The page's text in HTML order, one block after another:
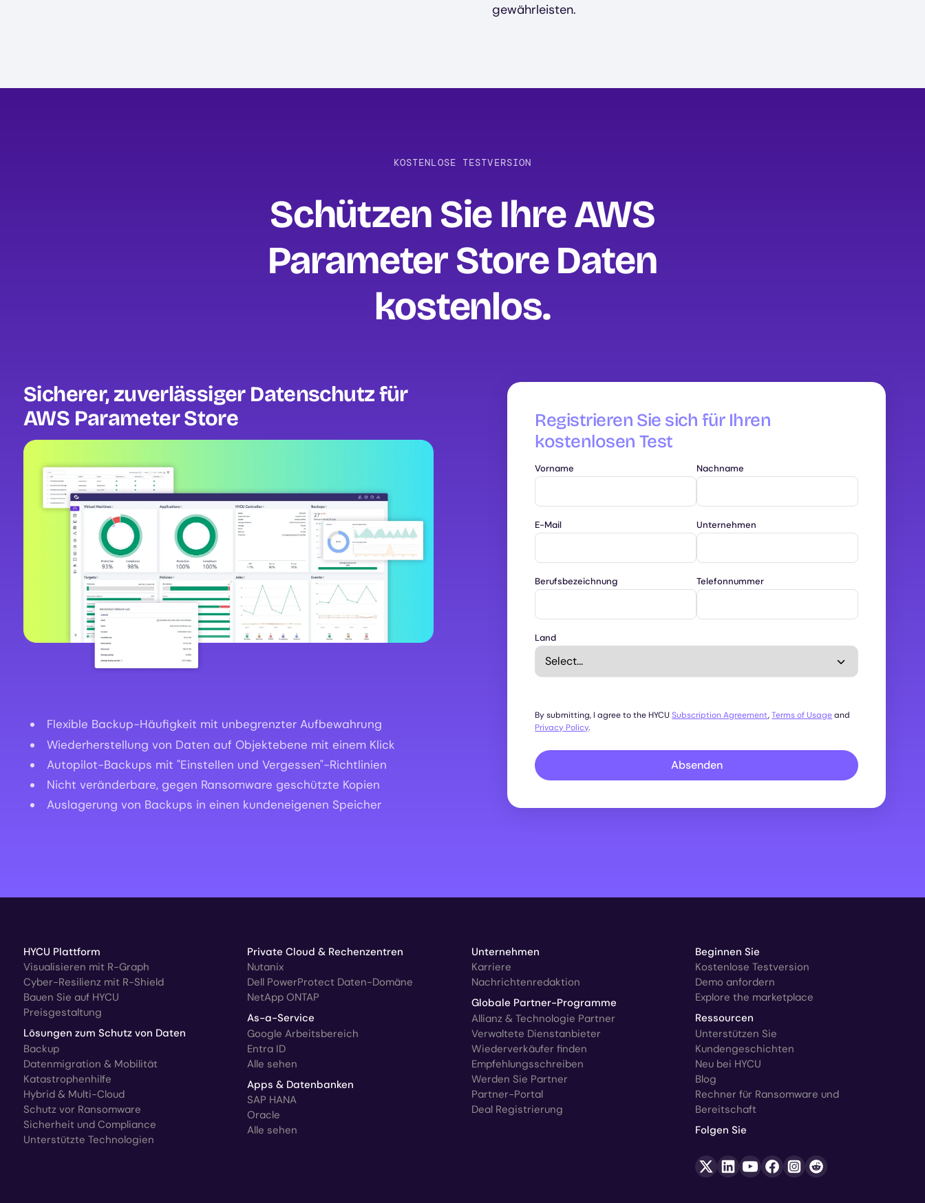
gewährleisten.
KOSTENLOSE TESTVERSION
Schützen Sie Ihre AWS
Parameter Store Daten
kostenlos‍.
Sicherer, zuverlässiger Datenschutz für
AWS Parameter Store
Image
Flexible Backup-Häufigkeit mit unbegrenzter Aufbewahrung
Wiederherstellung von Daten auf Objektebene mit einem Klick
Autopilot-Backups mit "Einstellen und Vergessen"-Richtlinien
Nicht veränderbare, gegen Ransomware geschützte Kopien
Auslagerung von Backups in einen kundeneigenen Speicher
Registrieren Sie sich für Ihren
kostenlosen Test
Vorname Nachname
E-Mail Unternehmen
Berufsbezeichnung Telefonnummer
Land
By submitting, I agree to the HYCUSubscription Agreement,Terms of Usageand
Privacy Policy.
Absenden
HYCU Plattform
Visualisieren mit R-Graph
Cyber-Resilienz mit R-Shield
Bauen Sie auf HYCU
Preisgestaltung
Lösungen zum Schutz von Daten
Backup
Datenmigration & Mobilität
Katastrophenhilfe
Hybrid & Multi-Cloud
Schutz vor Ransomware
Sicherheit und Compliance
Unterstützte Technologien
Private Cloud & Rechenzentren
Nutanix
Dell PowerProtect Daten-Domäne
NetApp ONTAP
As-a-Service
Google Arbeitsbereich
Entra ID
Alle sehen
Apps & Datenbanken
SAP HANA
Oracle
Alle sehen
Unternehmen
Karriere
Nachrichtenredaktion
Globale Partner-Programme
Allianz & Technologie Partner
Verwaltete Dienstanbieter
Wiederverkäufer finden
Empfehlungsschreiben
Werden Sie Partner
Partner-Portal
Deal Registrierung
Beginnen Sie
Kostenlose Testversion
Demo anfordern
Explore the marketplace
Ressourcen
Unterstützen Sie
Kundengeschichten
Neu bei HYCU
Blog
Rechner für Ransomware und
Bereitschaft
Folgen Sie